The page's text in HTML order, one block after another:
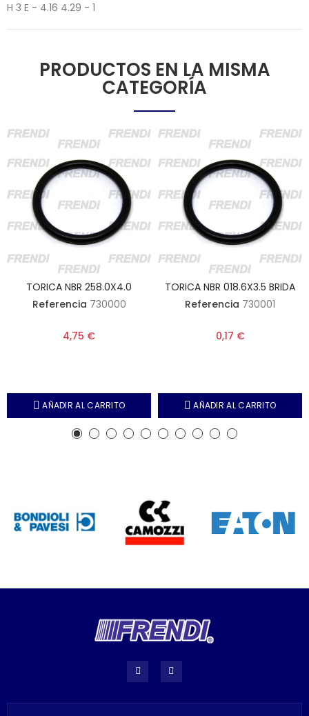
H 3 E - 4.16 4.29 - 1
PRODUCTOS EN LA MISMA
CATEGORÍA
TORICA NBR 258.0X4.0
Referencia 730000
4,75 €
AÑADIR AL CARRITO
TORICA NBR 018.6X3.5 BRIDA
Referencia 730001
0,17 €
AÑADIR AL CARRITO